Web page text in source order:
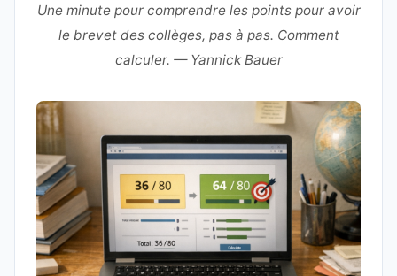
Une minute pour comprendre les points pour avoir
le brevet des collèges, pas à pas. Comment
calculer. — Yannick Bauer